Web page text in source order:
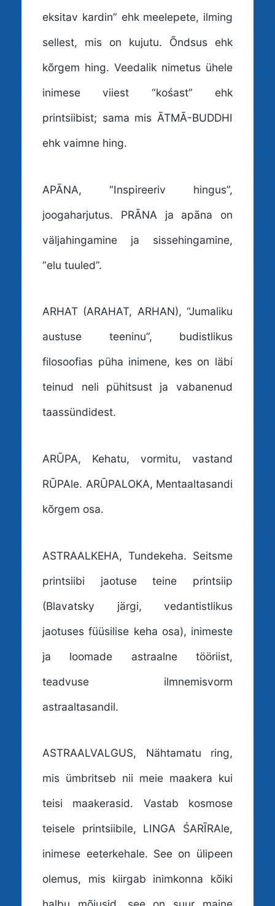
eksitav kardin” ehk meelepete, ilming
sellest, mis on kujutu. Õndsus ehk
kõrgem hing. Veedalik nimetus ühele
inimese viiest “kośast” ehk
printsiibist; sama mis ĀTMĀ-BUDDHI
ehk vaimne hing.
APĀNA, “Inspireeriv hingus”,
joogaharjutus. PRĀNA ja apāna on
väljahingamine ja sissehingamine,
“elu tuuled”.
ARHAT (ARAHAT, ARHAN), “Jumaliku
austuse teeninu”, budistlikus
filosoofias püha inimene, kes on läbi
teinud neli pühitsust ja vabanenud
taassündidest.
ARŪPA, Kehatu, vormitu, vastand
RŪPAle. ARŪPALOKA, Mentaaltasandi
kõrgem osa.
ASTRAALKEHA, Tundekeha. Seitsme
printsiibi jaotuse teine printsiip
(Blavatsky järgi, vedantistlikus
jaotuses füüsilise keha osa), inimeste
ja loomade astraalne tööriist,
teadvuse ilmnemisvorm
astraaltasandil.
ASTRAALVALGUS, Nähtamatu ring,
mis ümbritseb nii meie maakera kui
teisi maakerasid. Vastab kosmose
teisele printsiibile, LINGA ŚARĪRAle,
inimese eeterkehale. See on ülipeen
olemus, mis kiirgab inimkonna kõiki